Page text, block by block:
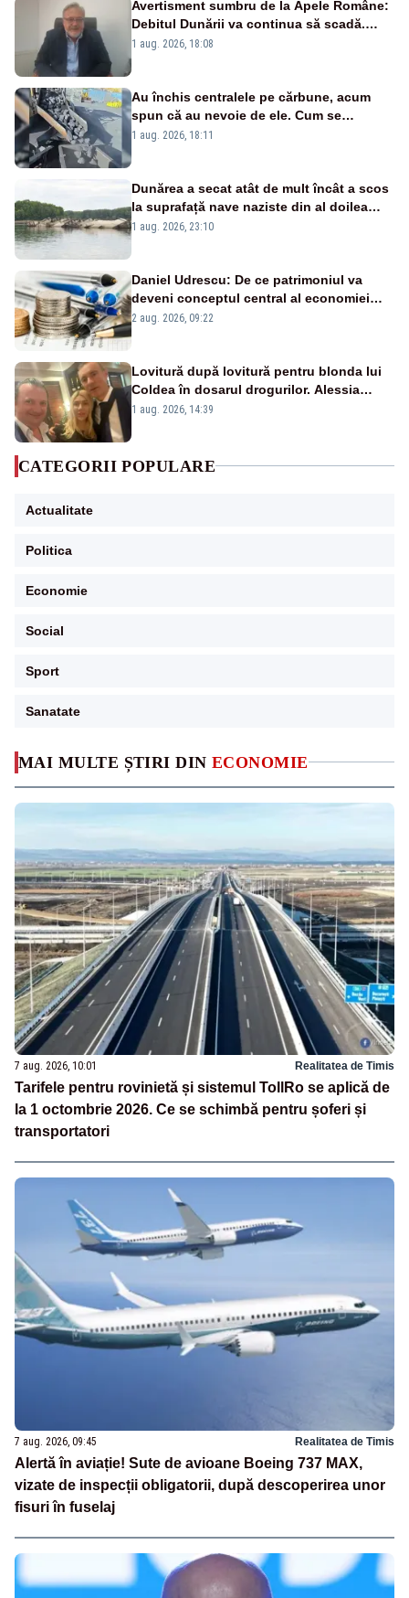
MAI MULTE ȘTIRI DIN ECONOMIE
7 aug. 2026, 10:01 Realitatea de Timis
Tarifele pentru rovinietă și sistemul TollRo se aplică de
la 1 octombrie 2026. Ce se schimbă pentru șoferi și
transportatori
7 aug. 2026, 09:45 Realitatea de Timis
Alertă în aviație! Sute de avioane Boeing 737 MAX,
vizate de inspecții obligatorii, după descoperirea unor
fisuri în fuselaj
Avertisment sumbru de la Apele Române:
Debitul Dunării va continua să scadă.
Cernavodă s-ar putea închide în 4 zile
1 aug. 2026, 18:08
Au închis centralele pe cărbune, acum
spun că au nevoie de ele. Cum se
pasează vina în plină criză energetică
1 aug. 2026, 18:11
Dunărea a secat atât de mult încât a scos
la suprafață nave naziste din al doilea
război mondial
1 aug. 2026, 23:10
Daniel Udrescu: De ce patrimoniul va
deveni conceptul central al economiei
viitoare?
2 aug. 2026, 09:22
Lovitură după lovitură pentru blonda lui
Coldea în dosarul drogurilor. Alessia
Păcuraru explică decizia magistraților
1 aug. 2026, 14:39
CATEGORII POPULARE
Actualitate
Politica
Economie
Social
Sport
Sanatate